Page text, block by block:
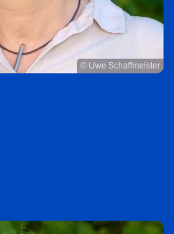
© Uwe Schaffmeister